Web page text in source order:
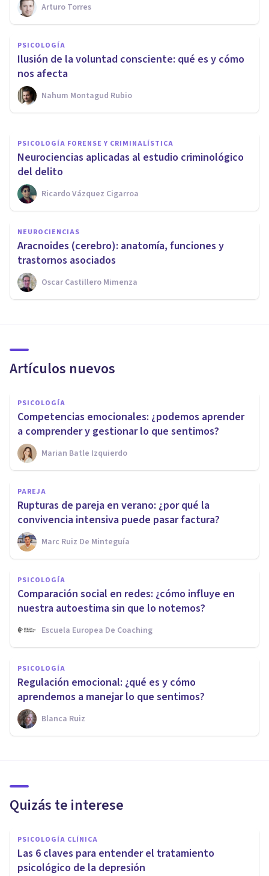
Arturo Torres
PSICOLOGÍA
Ilusión de la voluntad consciente: qué es y cómo
nos afecta
Nahum Montagud Rubio
NEUROCIENCIAS
Hipersexualidad: ¿qué ocurre
en el cerebro de un adicto al
sexo?
Bertrand Regader
PSICOLOGÍA FORENSE Y CRIMINALÍSTICA
​Neurociencias aplicadas al estudio criminológico
del delito
Ricardo Vázquez Cigarroa
NEUROCIENCIAS
​Aracnoides (cerebro): anatomía, funciones y
trastornos asociados
Oscar Castillero Mimenza
Artículos nuevos
PSICOLOGÍA
Competencias emocionales: ¿podemos aprender
a comprender y gestionar lo que sentimos?
Marian Batle Izquierdo
PAREJA
Rupturas de pareja en verano: ¿por qué la
convivencia intensiva puede pasar factura?
Marc Ruiz De Minteguía
PSICOLOGÍA
Comparación social en redes: ¿cómo influye en
nuestra autoestima sin que lo notemos?
Escuela Europea De Coaching
PSICOLOGÍA
Regulación emocional: ¿qué es y cómo
aprendemos a manejar lo que sentimos?
Blanca Ruiz
Quizás te interese
PSICOLOGÍA CLÍNICA
Las 6 claves para entender el tratamiento
psicológico de la depresión